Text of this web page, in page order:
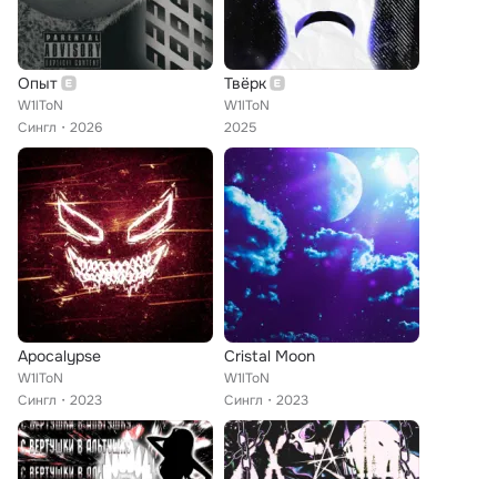
Опыт
W1lToN
Сингл
2026
Твёрк
W1lToN
2025
Apocalypse
W1lToN
Сингл
2023
Cristal Moon
W1lToN
Сингл
2023